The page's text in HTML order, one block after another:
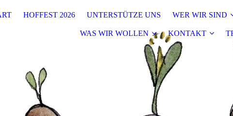
HOFFEST 2026 UNTERSTÜTZE UNS WER WIR SIND
WAS WIR WOLLEN KONTAKT